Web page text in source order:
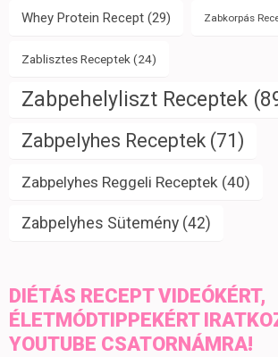
Whey Protein Recept (29) Zabkorpás
Zablisztes Receptek (24)
Zabpehelyliszt Receptek
Zabpelyhes Receptek (71)
Zabpelyhes Reggeli Receptek (40)
Zabpelyhes Sütemény (42)
DIÉTÁS RECEPT VIDEÓKÉRT,
ÉLETMÓDTIPPEKÉRT
YOUTUBE CSATORNÁMRA!